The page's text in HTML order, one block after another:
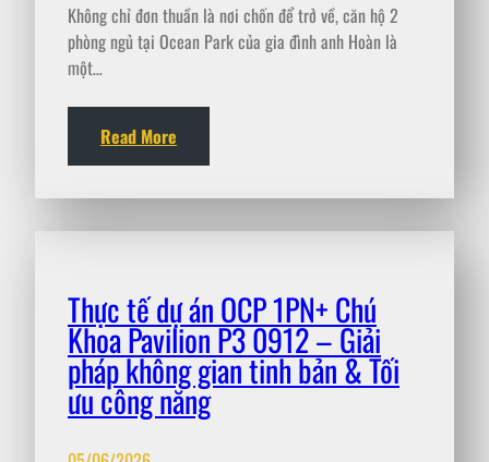
Không chỉ đơn thuần là nơi chốn để trở về, căn hộ 2
phòng ngủ tại Ocean Park của gia đình anh Hoàn là
một…
Read More
Thực tế dự án OCP 1PN+ Chú
Khoa Pavilion P3 0912 – Giải
pháp không gian tinh bản & Tối
ưu công năng